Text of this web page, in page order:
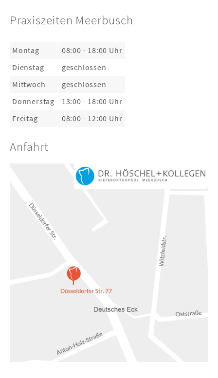
Praxiszeiten Meerbusch
Montag
08:00 - 18:00 Uhr
Dienstag
geschlossen
Mittwoch
geschlossen
Donnerstag
13:00 - 18:00 Uhr
Freitag
08:00 - 12:00 Uhr
Anfahrt